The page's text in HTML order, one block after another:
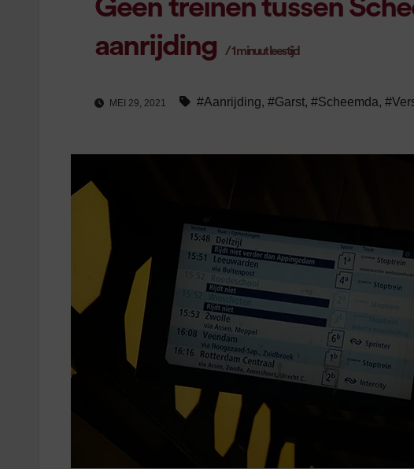
Geen treinen tussen
aanrijding
/1 minuut leestijd
MEI 29, 2021 #Aanrijding, #Garst, #Scheemda,